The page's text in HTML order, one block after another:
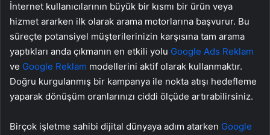
İnternet kullanıcılarının büyük bir kısmı bir ürün veya
hizmet ararken ilk olarak arama motorlarına başvurur. Bu
süreçte potansiyel müşterilerinizin karşısına tam arama
yaptıkları anda çıkmanın en etkili yolu Google Ads Reklam
ve Google Reklam modellerini aktif olarak kullanmaktır.
Doğru kurgulanmış bir kampanya ile nokta atışı hedefleme
yaparak dönüşüm oranlarınızı ciddi ölçüde artırabilirsiniz.
Birçok işletme sahibi dijital dünyaya adım atarken Google